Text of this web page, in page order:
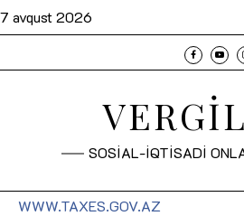
7 avqust 2026
SOSİAL-İQTİSADİ
WWW.TAXES.GOV.AZ